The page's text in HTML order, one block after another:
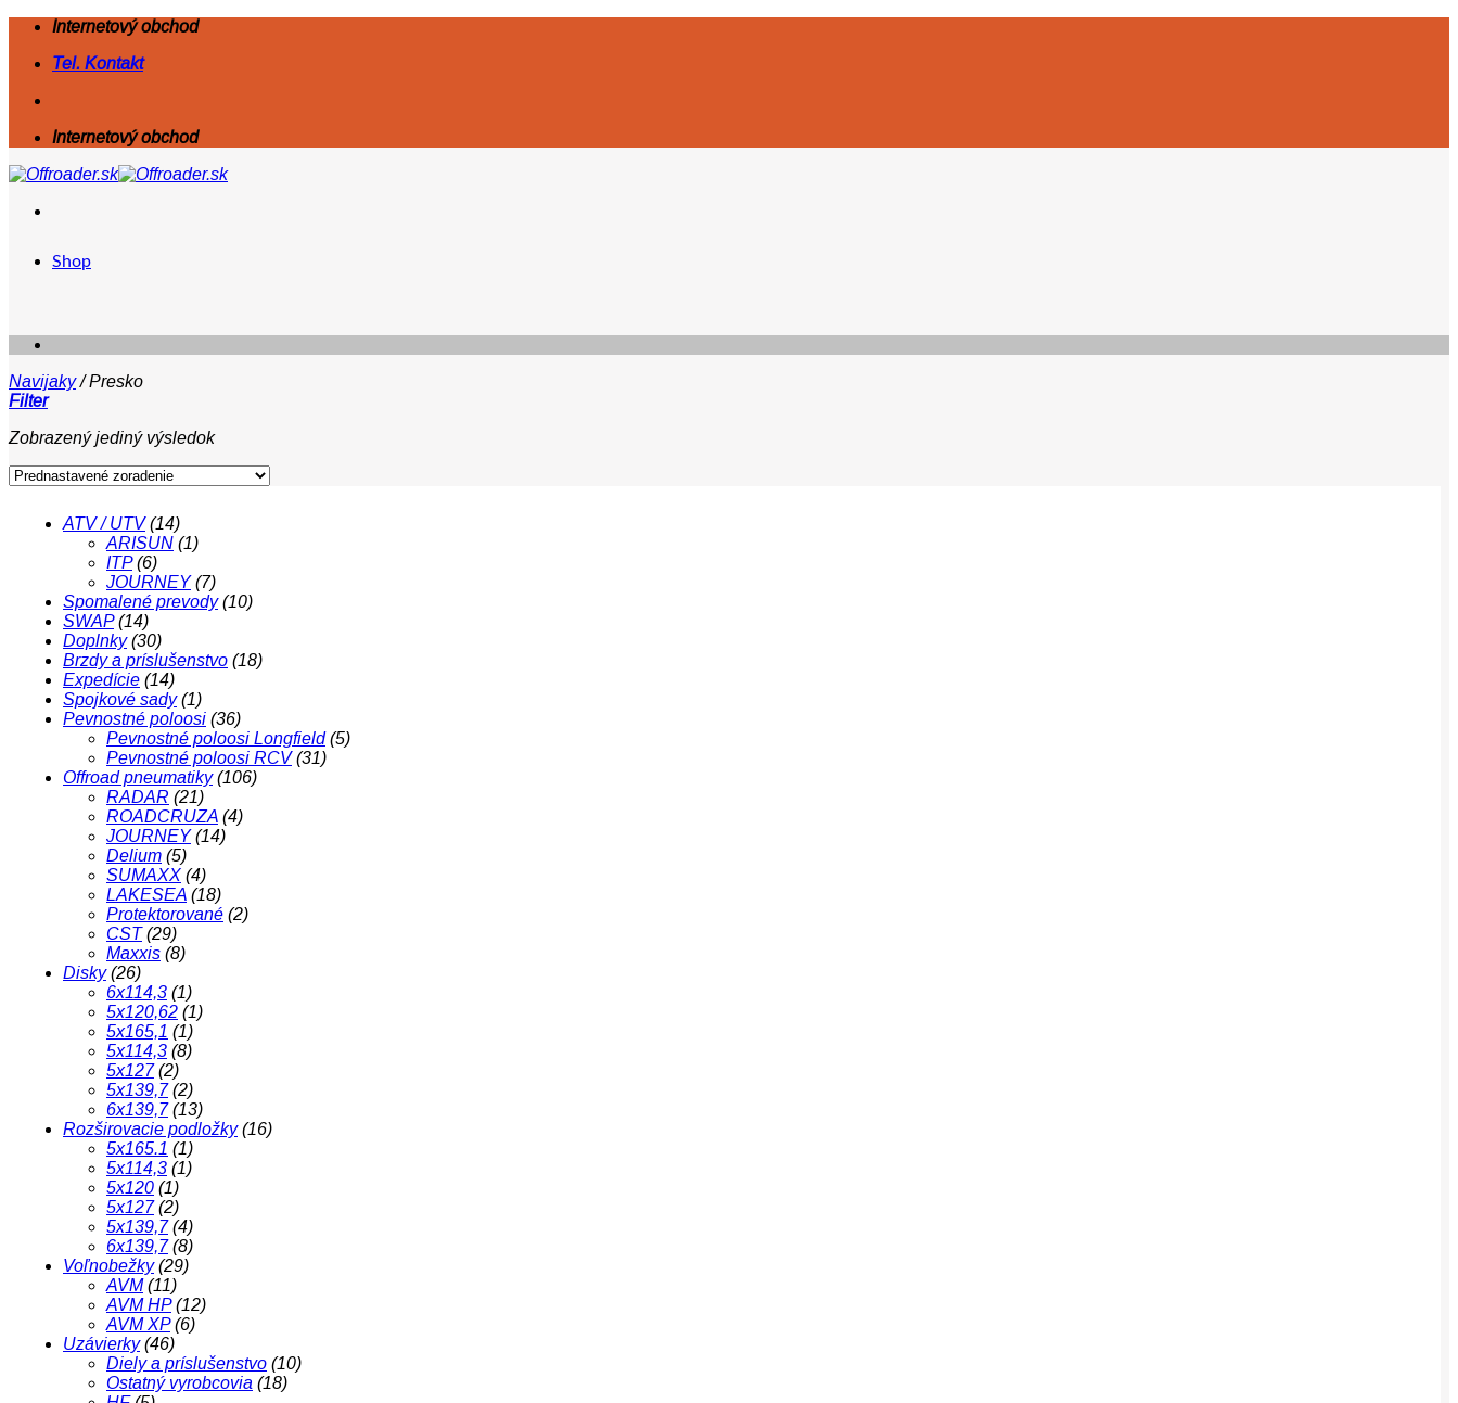
Skip
content
Internetový obchod
Tel. Kontakt
Internetový obchod
Shop
Navijaky /Presko
Filter
Zobrazený jediný výsledok
ATV / UTV (14)
ARISUN (1)
ITP (6)
JOURNEY (7)
Spomalené prevody (10)
SWAP (14)
Doplnky (30)
Brzdy a príslušenstvo (18)
Expedície (14)
Spojkové sady (1)
Pevnostné poloosi (36)
Pevnostné poloosi Longfield (5)
Pevnostné poloosi RCV (31)
Offroad pneumatiky (106)
RADAR (21)
ROADCRUZA (4)
JOURNEY (14)
Delium (5)
SUMAXX (4)
LAKESEA (18)
Protektorované (2)
CST (29)
Maxxis (8)
Disky (26)
6x114,3 (1)
5x120,62 (1)
5x165,1 (1)
5x114,3 (8)
5x127 (2)
5x139,7 (2)
6x139,7 (13)
Rozširovacie podložky (16)
5x165.1 (1)
5x114,3 (1)
5x120 (1)
5x127 (2)
5x139,7 (4)
6x139,7 (8)
Voľnobežky (29)
AVM (11)
AVM HP (12)
AVM XP (6)
Uzávierky (46)
Diely a príslušenstvo (10)
Ostatný vyrobcovia (18)